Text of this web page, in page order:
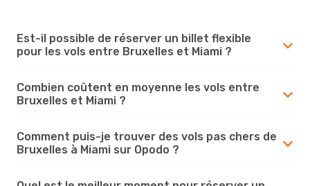
Est-il possible de réserver un billet flexible
pour les vols entre Bruxelles et Miami ?
Combien coûtent en moyenne les vols entre
Bruxelles et Miami ?
Comment puis-je trouver des vols pas chers de
Bruxelles à Miami sur Opodo ?